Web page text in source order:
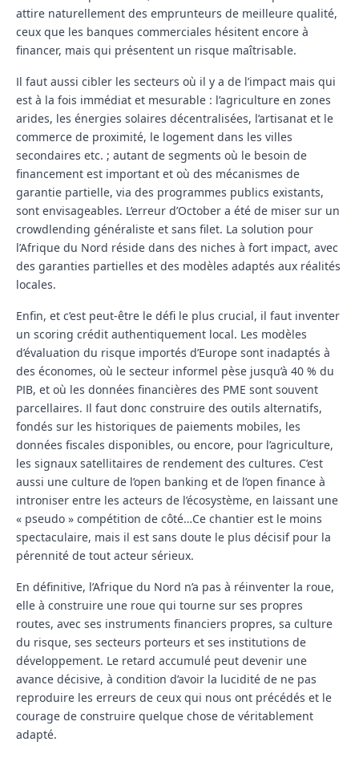
attire naturellement des emprunteurs de meilleure qualité,
ceux que les banques commerciales hésitent encore à
financer, mais qui présentent un risque maîtrisable.
Il faut aussi cibler les secteurs où il y a de l’impact mais qui
est à la fois immédiat et mesurable : l’agriculture en zones
arides, les énergies solaires décentralisées, l’artisanat et le
commerce de proximité, le logement dans les villes
secondaires etc. ; autant de segments où le besoin de
financement est important et où des mécanismes de
garantie partielle, via des programmes publics existants,
sont envisageables. L’erreur d’October a été de miser sur un
crowdlending généraliste et sans filet. La solution pour
l’Afrique du Nord réside dans des niches à fort impact, avec
des garanties partielles et des modèles adaptés aux réalités
locales.
Enfin, et c’est peut-être le défi le plus crucial, il faut inventer
un scoring crédit authentiquement local. Les modèles
d’évaluation du risque importés d’Europe sont inadaptés à
des économes, où le secteur informel pèse jusqu’à 40 % du
PIB, et où les données financières des PME sont souvent
parcellaires. Il faut donc construire des outils alternatifs,
fondés sur les historiques de paiements mobiles, les
données fiscales disponibles, ou encore, pour l’agriculture,
les signaux satellitaires de rendement des cultures. C’est
aussi une culture de l’open banking et de l’open finance à
introniser entre les acteurs de l’écosystème, en laissant une
« pseudo » compétition de côté…Ce chantier est le moins
spectaculaire, mais il est sans doute le plus décisif pour la
pérennité de tout acteur sérieux.
En définitive, l’Afrique du Nord n’a pas à réinventer la roue,
elle à construire une roue qui tourne sur ses propres
routes, avec ses instruments financiers propres, sa culture
du risque, ses secteurs porteurs et ses institutions de
développement. Le retard accumulé peut devenir une
avance décisive, à condition d’avoir la lucidité de ne pas
reproduire les erreurs de ceux qui nous ont précédés et le
courage de construire quelque chose de véritablement
adapté.